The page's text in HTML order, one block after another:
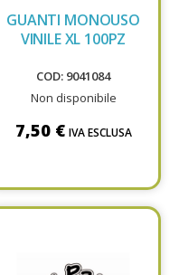
GUANTI MONOUSO
VINILE XL 100PZ
COD: 9041084
Non disponibile
7,50 € IVA ESCLUSA